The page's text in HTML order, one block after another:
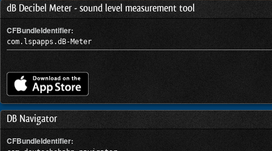
dB Decibel Meter - sound level measurement tool
CFBundleIdentifier:
com.lspapps.dB-Meter
DB Navigator
CFBundleIdentifier: